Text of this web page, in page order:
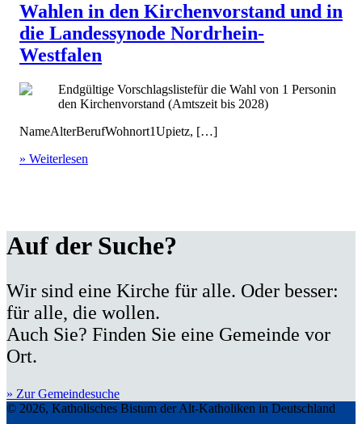
Wahlen in den Kirchenvorstand und in
die Landessynode Nordrhein-
Westfalen
Endgültige Vorschlagslistefür die Wahl von 1 Personin
den Kirchenvorstand (Amtszeit bis 2028)
NameAlterBerufWohnort1Upietz, […]
» Weiterlesen
Auf der Suche?
Wir sind eine Kirche für alle. Oder besser:
für alle, die wollen.
Auch Sie? Finden Sie eine Gemeinde vor
Ort.
» Zur Gemeindesuche
© 2026, Katholisches Bistum der Alt-Katholiken in Deutschland